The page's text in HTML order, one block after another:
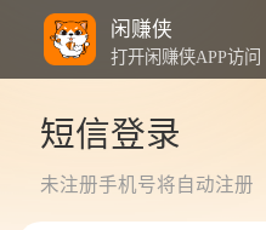
闲赚侠
打开闲赚侠APP访问
短信登录
未注册手机号将自动注册